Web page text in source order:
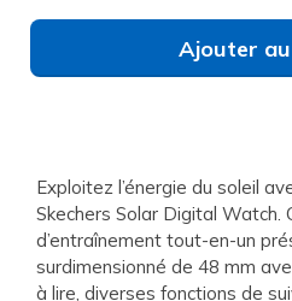
Ajouter
Exploitez l’énergie du soleil
Skechers Solar Digital
d’entraînement tout-en-un
surdimensionné de 48 mm
à lire, diverses fonctions de